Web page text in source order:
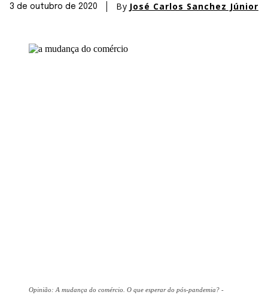
3 de outubro de 2020 By José Carlos Sanchez Júnior
Opinião: A mudança do comércio. O que esperar do pós-pandemia? -